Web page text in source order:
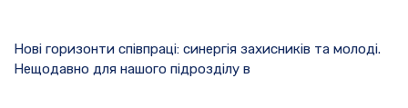
Нові горизонти співпраці: синергія захисників та молоді.
Нещодавно для нашого підрозділу в